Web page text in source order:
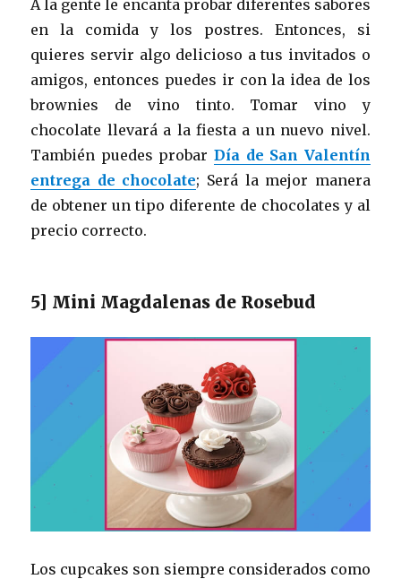
A la gente le encanta probar diferentes sabores
en la comida y los postres. Entonces, si
quieres servir algo delicioso a tus invitados o
amigos, entonces puedes ir con la idea de los
brownies de vino tinto. Tomar vino y
chocolate llevará a la fiesta a un nuevo nivel.
También puedes probar Día de San Valentín
entrega de chocolate; Será la mejor manera
de obtener un tipo diferente de chocolates y al
precio correcto.
5] Mini Magdalenas de Rosebud
Los cupcakes son siempre considerados como